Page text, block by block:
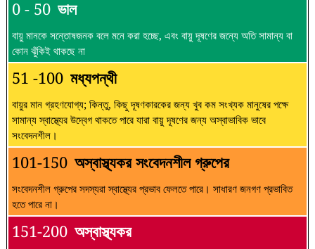
0 - 50 ভাল
বায়ু মানকে সন্তোষজনক বলে মনে করা হচ্ছে, এবং বায়ু দূষণের জন্যে অতি সামান্য বা
কোন ঝুঁকিই থাকছে না
51 -100 মধ্যপন্থী
বায়ুর মান গ্রহণযোগ্য; কিন্তু, কিছু দূষণকারকের জন্য খুব কম সংখ্যক মানুষের পক্ষে
সামান্য স্বাস্থ্যের উদ্বেগ থাকতে পারে যারা বায়ু দূষণের জন্য অস্বাভাবিক ভাবে
সংবেদনশীল।
101-150 অস্বাস্থ্যকর সংবেদনশীল গ্রুপের
সংবেদনশীল গ্রুপের সদস্যরা স্বাস্থ্যের প্রভাব ফেলতে পারে। সাধারণ জনগণ প্রভাবিত
হতে পারে না।
151-200 অস্বাস্থ্যকর